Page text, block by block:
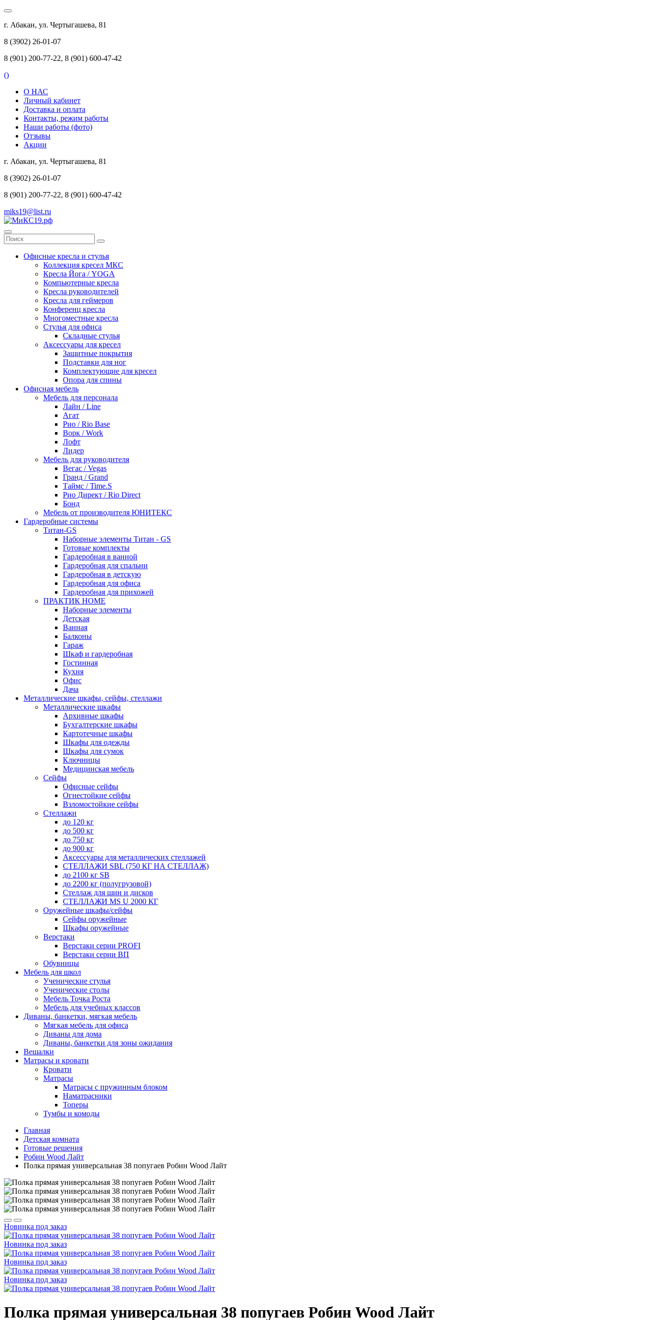
г. Абакан, ул. Чертыгашева, 81
8 (3902) 26-01-07
8 (901) 200-77-22, 8 (901) 600-47-42
()
О НАС
Личный кабинет
Доставка и оплата
Контакты, режим работы
Наши работы (фото)
Отзывы
Акции
г. Абакан, ул. Чертыгашева, 81
8 (3902) 26-01-07
8 (901) 200-77-22, 8 (901) 600-47-42
miks19@list.ru
Офисные кресла и стулья
Коллекция кресел МКС
Кресла Йога / YOGA
Компьютерные кресла
Кресла руководителей
Кресла для геймеров
Конференц кресла
Многоместные кресла
Стулья для офиса
Складные стулья
Аксессуары для кресел
Защитные покрытия
Подставки для ног
Комплектующие для кресел
Опора для спины
Офисная мебель
Мебель для персонала
Лайн / Line
Агат
Рио / Rio Base
Ворк / Work
Лофт
Лидер
Мебель для руководителя
Вегас / Vegas
Гранд / Grand
Таймс / Time.S
Рио Директ / Rio Direct
Бонд
Мебель от производителя ЮНИТЕКС
Гардеробные системы
Титан-GS
Наборные элементы Титан - GS
Готовые комплекты
Гардеробная в ванной
Гардеробная для спальни
Гардеробная в детскую
Гардеробная для офиса
Гардеробная для прихожей
ПРАКТИК HOME
Наборные элементы
Детская
Ванная
Балконы
Гараж
Шкаф и гардеробная
Гостинная
Кухня
Офис
Дача
Металлические шкафы, сейфы, стеллажи
Металлические шкафы
Архивные шкафы
Бухгалтерские шкафы
Картотечные шкафы
Шкафы для одежды
Шкафы для сумок
Ключницы
Медицинская мебель
Сейфы
Офисные сейфы
Огнестойкие сейфы
Взломостойкие сейфы
Стеллажи
до 120 кг
до 500 кг
до 750 кг
до 900 кг
Аксессуары для металлических стеллажей
СТЕЛЛАЖИ SBL (750 КГ НА СТЕЛЛАЖ)
до 2100 кг SB
до 2200 кг (полугрузовой)
Стеллаж для шин и дисков
СТЕЛЛАЖИ MS U 2000 КГ
Оружейные шкафы/сейфы
Сейфы оружейные
Шкафы оружейные
Верстаки
Верстаки серии PROFI
Верстаки серии ВП
Обувницы
Мебель для школ
Ученические стулья
Ученические столы
Мебель Точка Роста
Мебель для учебных классов
Диваны, банкетки, мягкая мебель
Мягкая мебель для офиса
Диваны для дома
Диваны, банкетки для зоны ожидания
Вешалки
Матрасы и кровати
Кровати
Матрасы
Матрасы с пружинным блоком
Наматрасники
Топеры
Тумбы и комоды
Главная
Детская комната
Готовые решения
Робин Wood Лайт
Полка прямая универсальная 38 попугаев Робин Wood Лайт
Новинка под заказ
Новинка под заказ
Новинка под заказ
Новинка под заказ
Полка прямая универсальная 38 попугаев Робин Wood Лайт